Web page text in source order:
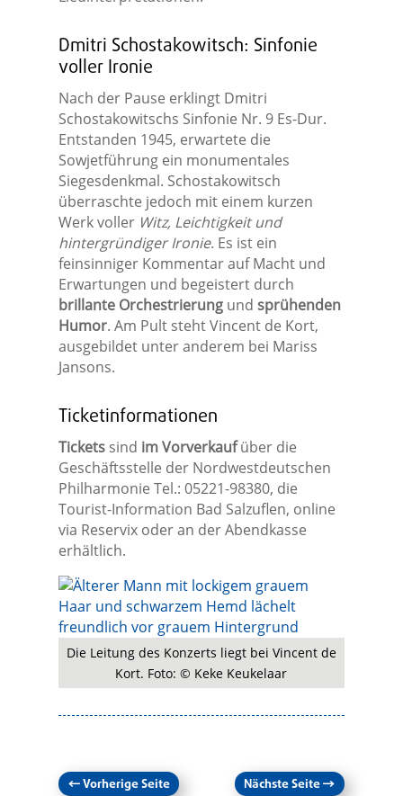
Dmitri Schostakowitsch: Sinfonie
voller Ironie
Nach der Pause erklingt Dmitri
Schostakowitschs Sinfonie Nr. 9 Es-Dur.
Entstanden 1945, erwartete die
Sowjetführung ein monumentales
Siegesdenkmal. Schostakowitsch
überraschte jedoch mit einem kurzen
Werk voller Witz, Leichtigkeit und
hintergründiger Ironie. Es ist ein
feinsinniger Kommentar auf Macht und
Erwartungen und begeistert durch
brillante Orchestrierungund sprühenden
Humor. Am Pult steht Vincent de Kort,
ausgebildet unter anderem bei Mariss
Jansons.
Ticketinformationen
Ticketssind im Vorverkaufüber die
Geschäftsstelle der Nordwestdeutschen
Philharmonie Tel.: 05221-98380, die
Tourist-Information Bad Salzuflen, online
via Reservix oder an der Abendkasse
erhältlich.
Die Leitung des Konzerts liegt bei Vincent de
Kort. Foto: © Keke Keukelaar
←Vorherige Seite Nächste Seite→